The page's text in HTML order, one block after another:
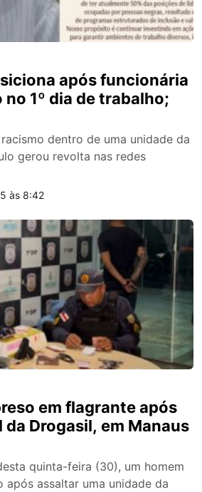
após funcionária
1º dia de trabalho;
dentro de uma unidade da
gerou revolta nas redes
às 8:42
em flagrante após
da Drogasil, em Manaus
quinta-feira (30), um homem
após assaltar uma unidade da